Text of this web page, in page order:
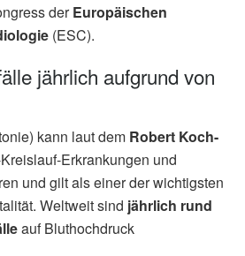
derEuropäischen
(ESC).
jährlich aufgrund von
kann laut dem Robert Koch-
Erkrankungen und
und gilt als einer der wichtigsten
Weltweit sind jährlich rund
auf Bluthochdruck